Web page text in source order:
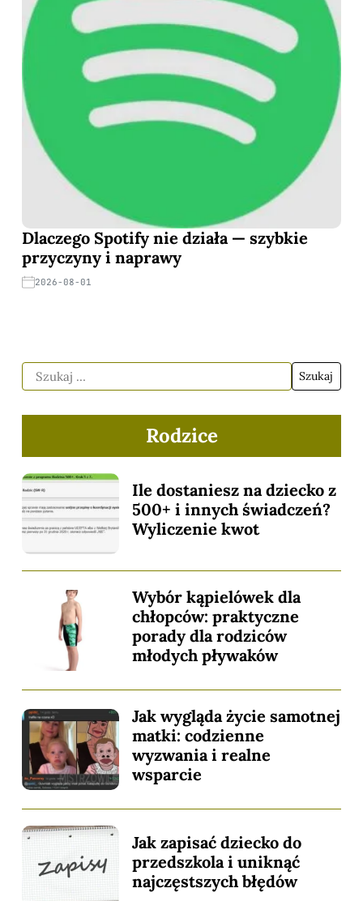
Dlaczego Spotify nie działa — szybkie
przyczyny i naprawy
2026-08-01
Rodzice
Ile dostaniesz na dziecko z
500+ i innych świadczeń?
Wyliczenie kwot
Wybór kąpielówek dla
chłopców: praktyczne
porady dla rodziców
młodych pływaków
Jak wygląda życie samotnej
matki: codzienne
wyzwania i realne
wsparcie
Jak zapisać dziecko do
przedszkola i uniknąć
najczęstszych błędów